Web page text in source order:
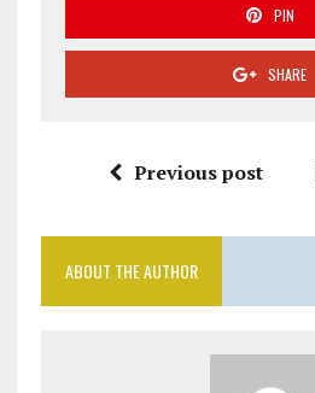
PIN
SHARE
Previous post
ABOUT THE AUTHOR